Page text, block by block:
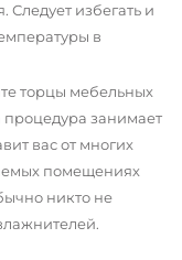
Следует избегать и
в
торцы мебельных
занимает
вас от многих
помещениях
никто не